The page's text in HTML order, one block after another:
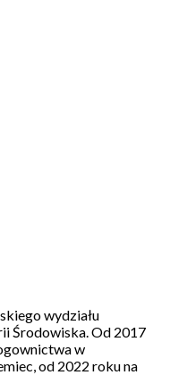
wydziału
Środowiska. Od 2017
w
od 2022 roku na